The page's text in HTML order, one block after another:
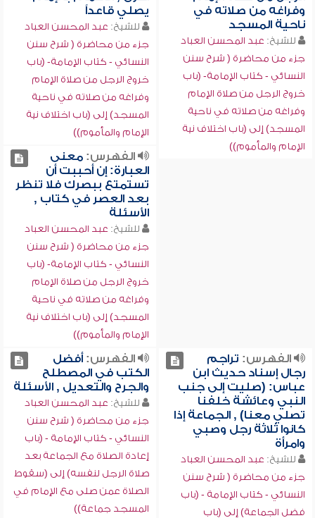
وفراغه من صلاته في
ناحية المسجد
للشيخ: عبد المحسن العباد
جزء من محاضرة ( شرح سنن
النسائي - كتاب الإمامة- (باب
خروج الرجل من صلاة الإمام
وفراغه من صلاته في ناحية
المسجد) إلى (باب اختلاف نية
الإمام والمأموم))
يصلي قاعداً
للشيخ: عبد المحسن العباد
جزء من محاضرة ( شرح سنن
النسائي - كتاب الإمامة- (باب
خروج الرجل من صلاة الإمام
وفراغه من صلاته في ناحية
المسجد) إلى (باب اختلاف نية
الإمام والمأموم))
الفهرس:معنى
العبارة: إن أحببت أن
تستمتع ببصرك فلا تنظر
بعد العصر في كتاب ,
الأسئلة
للشيخ: عبد المحسن العباد
جزء من محاضرة ( شرح سنن
النسائي - كتاب الإمامة- (باب
خروج الرجل من صلاة الإمام
وفراغه من صلاته في ناحية
المسجد) إلى (باب اختلاف نية
الإمام والمأموم))
الفهرس: تراجم
رجال إسناد حديث ابن
عباس: (صليت إلى جنب
النبي وعائشة خلفنا
تصلي معنا) , الجماعة إذا
كانوا ثلاثة رجل وصبي
وامرأة
للشيخ: عبد المحسن العباد
جزء من محاضرة ( شرح سنن
النسائي - كتاب الإمامة - (باب
فضل الجماعة) إلى (باب
الفهرس:أفضل
الكتب في المصطلح
والجرح والتعديل , الأسئلة
للشيخ: عبد المحسن العباد
جزء من محاضرة ( شرح سنن
النسائي - كتاب الإمامة - (باب
إعادة الصلاة مع الجماعة بعد
صلاة الرجل لنفسه) إلى (سقوط
الصلاة عمن صلى مع الإمام في
المسجد جماعة))